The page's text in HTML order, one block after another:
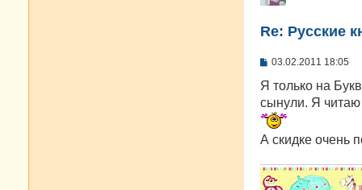
Re: Русские
С
о
щ
е
н
и
03.02.2011 18:05
Я только на
сынули. Я читаю
А скидке очень